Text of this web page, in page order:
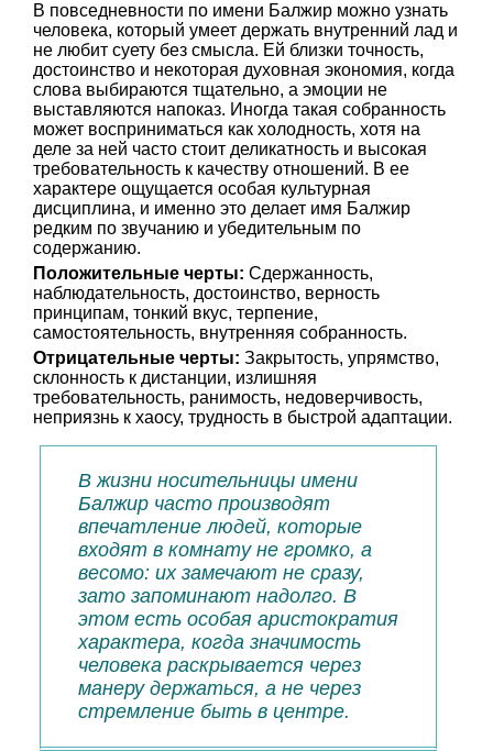
В повседневности по имени Балжир можно узнать
человека, который умеет держать внутренний лад и
не любит суету без смысла. Ей близки точность,
достоинство и некоторая духовная экономия, когда
слова выбираются тщательно, а эмоции не
выставляются напоказ. Иногда такая собранность
может восприниматься как холодность, хотя на
деле за ней часто стоит деликатность и высокая
требовательность к качеству отношений. В ее
характере ощущается особая культурная
дисциплина, и именно это делает имя Балжир
редким по звучанию и убедительным по
содержанию.
Положительные черты: Сдержанность,
наблюдательность, достоинство, верность
принципам, тонкий вкус, терпение,
самостоятельность, внутренняя собранность.
Отрицательные черты: Закрытость, упрямство,
склонность к дистанции, излишняя
требовательность, ранимость, недоверчивость,
неприязнь к хаосу, трудность в быстрой адаптации.
В жизни носительницы имени
Балжир часто производят
впечатление людей, которые
входят в комнату не громко, а
весомо: их замечают не сразу,
зато запоминают надолго. В
этом есть особая аристократия
характера, когда значимость
человека раскрывается через
манеру держаться, а не через
стремление быть в центре.